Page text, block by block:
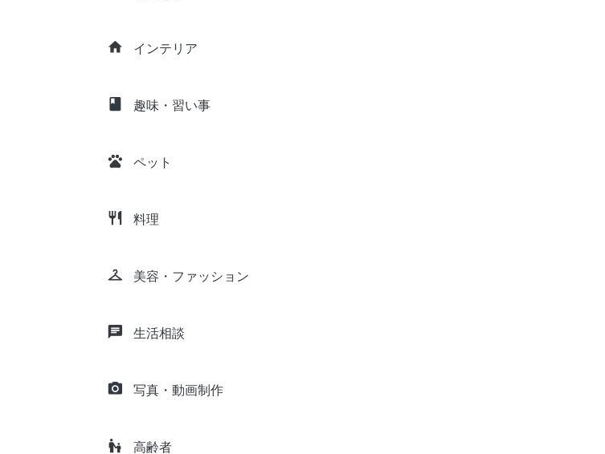
home インテリア
class 趣味・習い事
pets ペット
restaurant 料理
checkroom 美容・ファッション
chat 生活相談
camera_alt 写真・動画制作
escalator_warning 高齢者